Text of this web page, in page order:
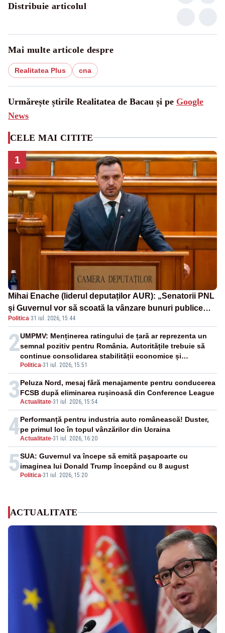
Distribuie articolul
Mai multe articole despre
Realitatea Plus cna
Urmărește știrile Realitatea de Bacau și pe Google
News
CELE MAI CITITE
1
Mihai Enache (liderul deputaților AUR): „Senatorii PNL
și Guvernul vor să scoată la vânzare bunuri publice
pentru a stinge datoriile pentru vaccinurile Pfizer!”
Politica·31 iul. 2026, 15:44
2
Politica-31 iul. 2026, 15:51
UMPMV: Menținerea ratingului de țară ar reprezenta un
semnal pozitiv pentru România. Autoritățile trebuie să
continue consolidarea stabilității economice și
financiare
3Actualitate-31 iul. 2026, 15:54
Peluza Nord, mesaj fără menajamente pentru conducerea
FCSB după eliminarea rușinoasă din Conference League
4Actualitate-31 iul. 2026, 16:20
Performanță pentru industria auto românească! Duster,
pe primul loc în topul vânzărilor din Ucraina
5 Politica-31 iul. 2026, 15:20
SUA: Guvernul va începe să emită paşapoarte cu
imaginea lui Donald Trump începând cu 8 august
ACTUALITATE